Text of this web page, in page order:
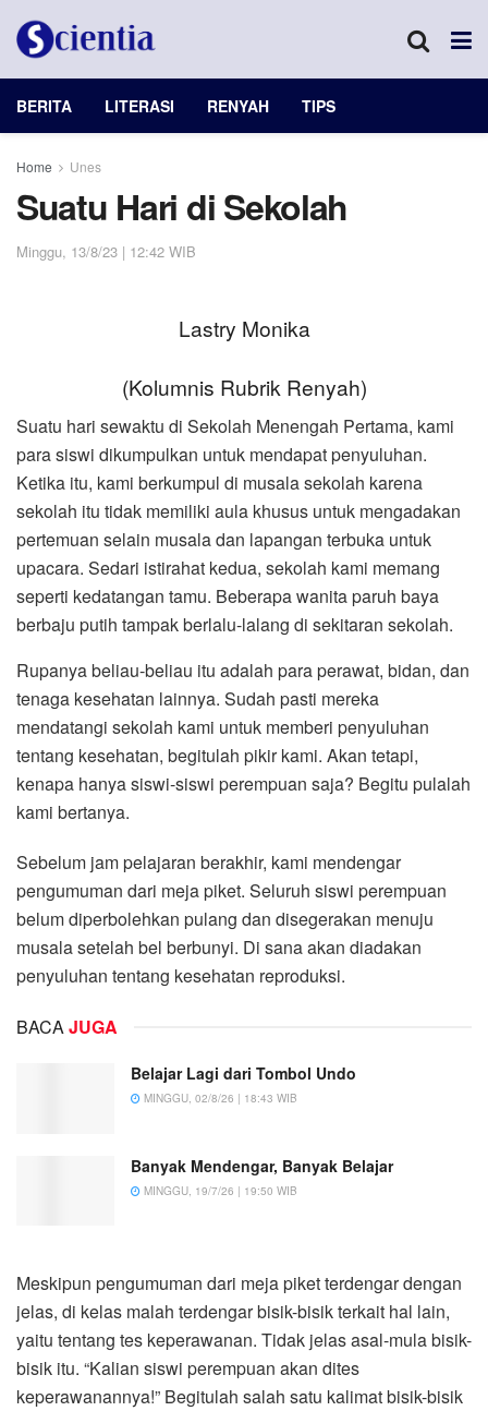
BERITA LITERASI RENYAH TIPS
Home Unes
Suatu Hari di Sekolah
Minggu, 13/8/23 | 12:42 WIB
Lastry Monika
(Kolumnis Rubrik Renyah)
Suatu hari sewaktu di Sekolah Menengah Pertama, kami
para siswi dikumpulkan untuk mendapat penyuluhan.
Ketika itu, kami berkumpul di musala sekolah karena
sekolah itu tidak memiliki aula khusus untuk mengadakan
pertemuan selain musala dan lapangan terbuka untuk
upacara. Sedari istirahat kedua, sekolah kami memang
seperti kedatangan tamu. Beberapa wanita paruh baya
berbaju putih tampak berlalu-lalang di sekitaran sekolah.
Rupanya beliau-beliau itu adalah para perawat, bidan, dan
tenaga kesehatan lainnya. Sudah pasti mereka
mendatangi sekolah kami untuk memberi penyuluhan
tentang kesehatan, begitulah pikir kami. Akan tetapi,
kenapa hanya siswi-siswi perempuan saja? Begitu pulalah
kami bertanya.
Sebelum jam pelajaran berakhir, kami mendengar
pengumuman dari meja piket. Seluruh siswi perempuan
belum diperbolehkan pulang dan disegerakan menuju
musala setelah bel berbunyi. Di sana akan diadakan
penyuluhan tentang kesehatan reproduksi.
BACAJUGA
Belajar Lagi dari Tombol Undo
MINGGU, 02/8/26 | 18:43 WIB
Banyak Mendengar, Banyak Belajar
MINGGU, 19/7/26 | 19:50 WIB
Meskipun pengumuman dari meja piket terdengar dengan
jelas, di kelas malah terdengar bisik-bisik terkait hal lain,
yaitu tentang tes keperawanan. Tidak jelas asal-mula bisik-
bisik itu. “Kalian siswi perempuan akan dites
keperawanannya!” Begitulah salah satu kalimat bisik-bisik